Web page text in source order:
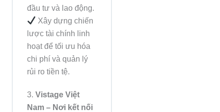
đầu tư và lao động.
Xây dựng chiến
lược tài chính linh
hoạt để tối ưu hóa
chi phí và quản lý
rủi ro tiền tệ.
3.Vistage Việt
Nam – Nơi kết nối